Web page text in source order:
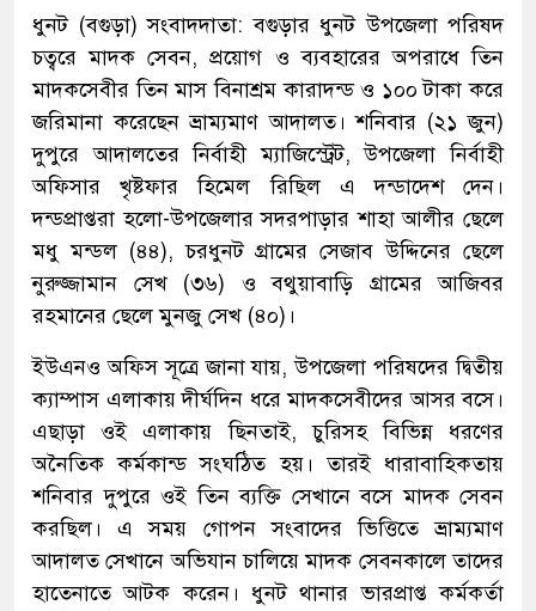
ধুনট (বগুড়া) সংবাদদাতা: বগুড়ার ধুনট উপজেলা পরিষদ
চত্বরে মাদক সেবন, প্রয়োগ ও ব্যবহারের অপরাধে তিন
মাদকসেবীর তিন মাস বিনাশ্রম কারাদন্ড ও ১০০ টাকা করে
জরিমানা করেছেন ভ্রাম্যমাণ আদালত। শনিবার (২১ জুন)
দুপুরে আদালতের নির্বাহী ম্যাজিস্ট্রেট, উপজেলা নির্বাহী
অফিসার খৃষ্টফার হিমেল রিছিল এ দন্ডাদেশ দেন।
দন্ডপ্রাপ্তরা হলো-উপজেলার সদরপাড়ার শাহা আলীর ছেলে
মধু মন্ডল (৪৪), চরধুনট গ্রামের সেজাব উদ্দিনের ছেলে
নুরুজ্জামান সেখ (৩৬) ও বথুয়াবাড়ি গ্রামের আজিবর
রহমানের ছেলে মুনজু সেখ (৪০)।
ইউএনও অফিস সূত্রে জানা যায়, উপজেলা পরিষদের দ্বিতীয়
ক্যাম্পাস এলাকায় দীর্ঘদিন ধরে মাদকসেবীদের আসর বসে।
এছাড়া ওই এলাকায় ছিনতাই, চুরিসহ বিভিন্ন ধরণের
অনৈতিক কর্মকান্ড সংঘঠিত হয়। তারই ধারাবাহিকতায়
শনিবার দুপুরে ওই তিন ব্যক্তি সেখানে বসে মাদক সেবন
করছিল। এ সময় গোপন সংবাদের ভিত্তিতে ভ্রাম্যমাণ
আদালত সেখানে অভিযান চালিয়ে মাদক সেবনকালে তাদের
হাতেনাতে আটক করেন। ধুনট থানার ভারপ্রাপ্ত কর্মকর্তা